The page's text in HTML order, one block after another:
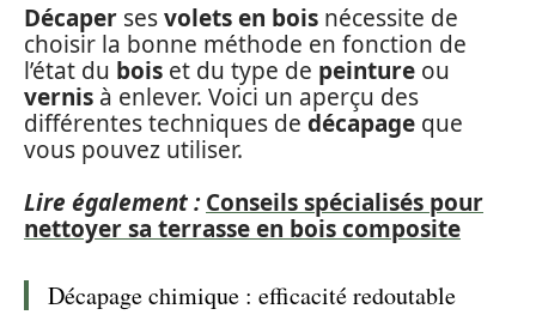
Décaper sesvolets en bois nécessite de
choisir la bonne méthode en fonction de
l’état du bois et du type de peinture ou
vernis à enlever. Voici un aperçu des
différentes techniques de décapage que
vous pouvez utiliser.
Lire également : Conseils spécialisés pour
nettoyer sa terrasse en bois composite
Décapage chimique : efficacité redoutable